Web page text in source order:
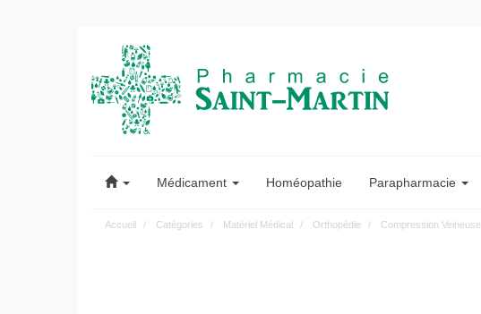
Saint-
Martin
Médicament Homéopathie Parapharmacie
Accueil Catégories Matériel Médical Orthopédie Compression Veineuse